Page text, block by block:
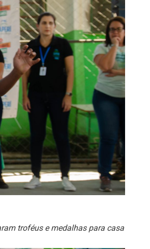
troféus e medalhas para casa